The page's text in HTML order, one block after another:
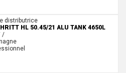
distributrice
HL 50.45/21 ALU TANK 4650L
/